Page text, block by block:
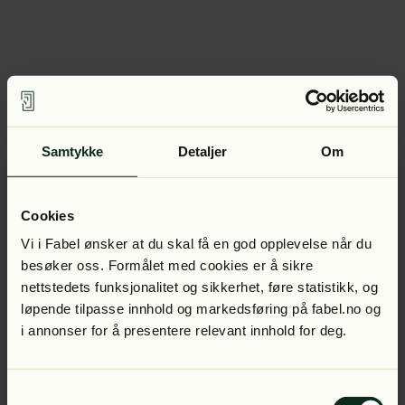
Samtykke Detaljer Om
Cookies
Vi i Fabel ønsker at du skal få en god opplevelse når du
besøker oss. Formålet med cookies er å sikre
nettstedets funksjonalitet og sikkerhet, føre statistikk, og
løpende tilpasse innhold og markedsføring på fabel.no og
i annonser for å presentere relevant innhold for deg.